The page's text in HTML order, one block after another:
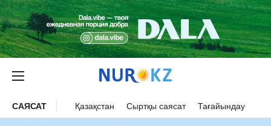
САЯСАТ Қазақстан Сыртқы саясат Тағайындау